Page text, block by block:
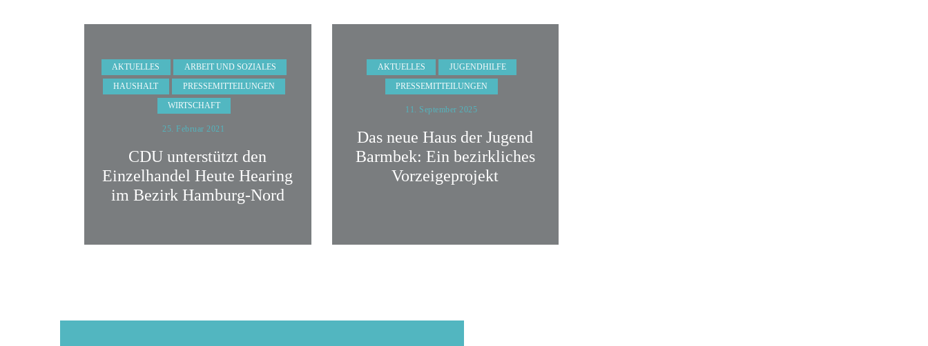
AKTUELLES
ARBEIT UND SOZIALES
HAUSHALT
PRESSEMITTEILUNGEN
WIRTSCHAFT
25. Februar 2021
CDU unterstützt den
Einzelhandel Heute Hearing
im Bezirk Hamburg-Nord
AKTUELLES
JUGENDHILFE
PRESSEMITTEILUNGEN
11. September 2025
Das neue Haus der Jugend
Barmbek: Ein bezirkliches
Vorzeigeprojekt